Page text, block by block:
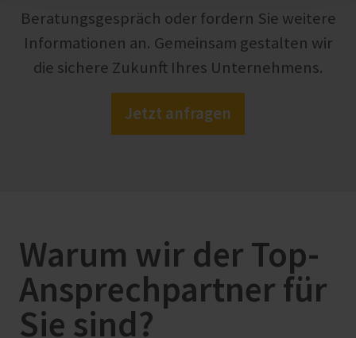
Beratungsgespräch oder fordern Sie weitere
Informationen an. Gemeinsam gestalten wir
die sichere Zukunft Ihres Unternehmens.
Jetzt anfragen
Warum wir der Top-
Ansprechpartner für
Sie sind?